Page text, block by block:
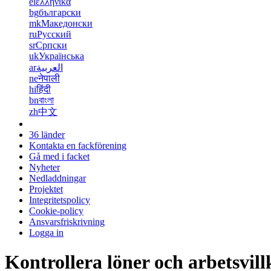
bgбългарски
mkМакедонски
ruРусский
srСрпски
ukУкраїнська
arالعربية
neनेपाली
hiहिंदी
bnবাংলা
zh中文
36 länder
Kontakta en fackförening
Gå med i facket
Nyheter
Nedladdningar
Projektet
Integritetspolicy
Cookie-policy
Ansvarsfriskrivning
Logga in
Kontrollera löner och